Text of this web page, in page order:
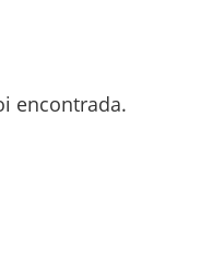
encontrada.